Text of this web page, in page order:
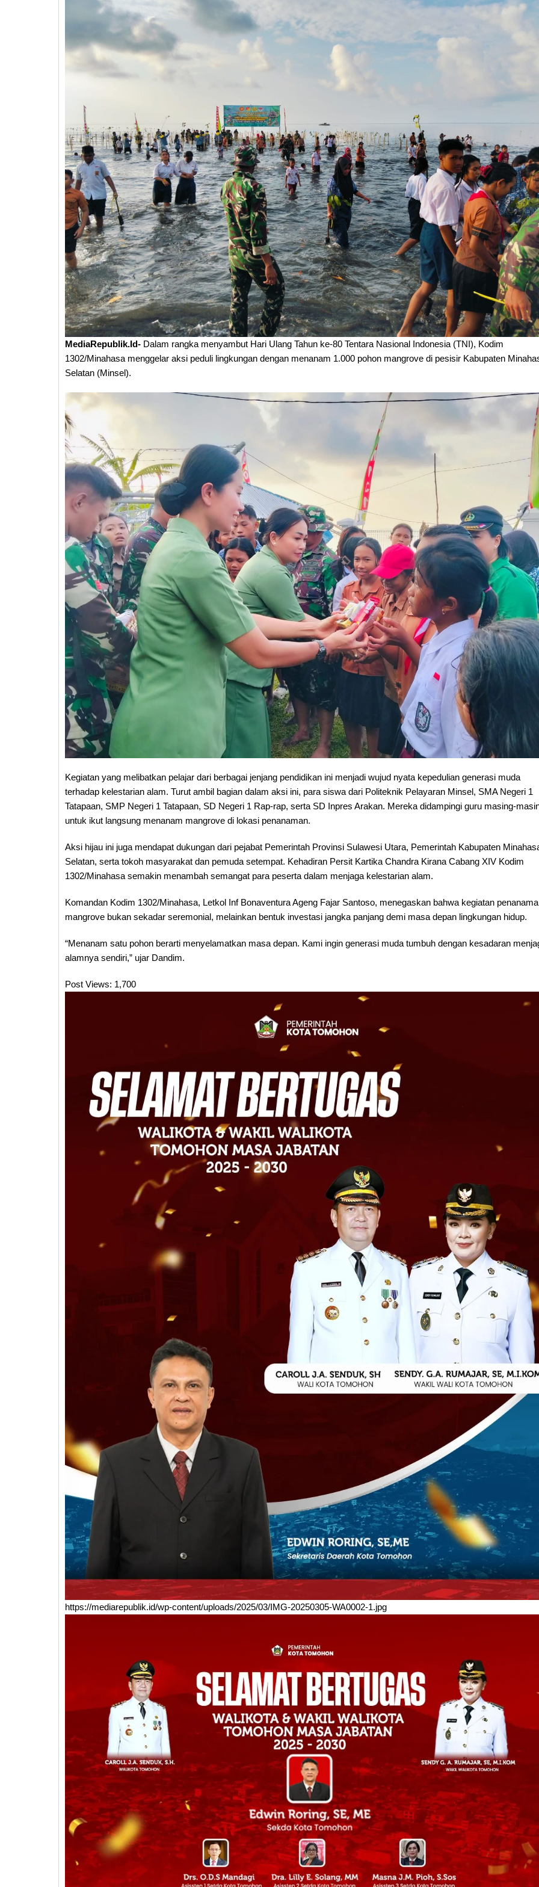
MediaRepublik.Id- Dalam rangka menyambut Hari Ulang Tahun ke-80 Tentara Nasional Indonesia (TNI), Kodim
1302/Minahasa menggelar aksi peduli lingkungan dengan menanam 1.000 pohon mangrove di pesisir Kabupaten
Selatan (Minsel).
Kegiatan yang melibatkan pelajar dari berbagai jenjang pendidikan ini menjadi wujud nyata kepedulian generasi muda
terhadap kelestarian alam. Turut ambil bagian dalam aksi ini, para siswa dari Politeknik Pelayaran Minsel, SMA Negeri 1
Tatapaan, SMP Negeri 1 Tatapaan, SD Negeri 1 Rap-rap, serta SD Inpres Arakan. Mereka didampingi guru masing-
untuk ikut langsung menanam mangrove di lokasi penanaman.
Aksi hijau ini juga mendapat dukungan dari pejabat Pemerintah Provinsi Sulawesi Utara, Pemerintah Kabupaten
Selatan, serta tokoh masyarakat dan pemuda setempat. Kehadiran Persit Kartika Chandra Kirana Cabang XIV Kodim
1302/Minahasa semakin menambah semangat para peserta dalam menjaga kelestarian alam.
Komandan Kodim 1302/Minahasa, Letkol Inf Bonaventura Ageng Fajar Santoso, menegaskan bahwa kegiatan
mangrove bukan sekadar seremonial, melainkan bentuk investasi jangka panjang demi masa depan lingkungan hidup.
“Menanam satu pohon berarti menyelamatkan masa depan. Kami ingin generasi muda tumbuh dengan kesadaran
alamnya sendiri,” ujar Dandim.
Post Views: 1,700
https://mediarepublik.id/wp-content/uploads/2025/03/IMG-20250305-WA0002-1.jpg